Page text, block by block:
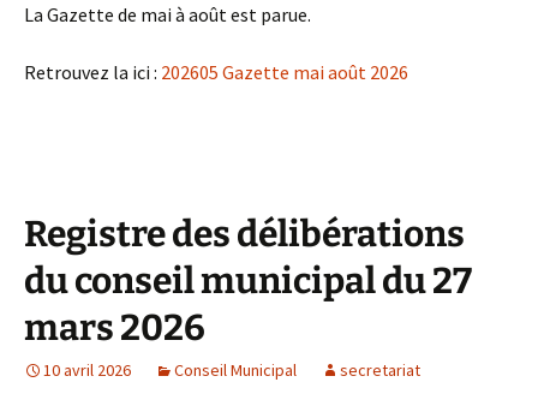
La Gazette de mai à août est parue.
Retrouvez la ici : 202605 Gazette mai août 2026
Registre des délibérations
du conseil municipal du 27
mars 2026
10 avril 2026 Conseil Municipal secretariat